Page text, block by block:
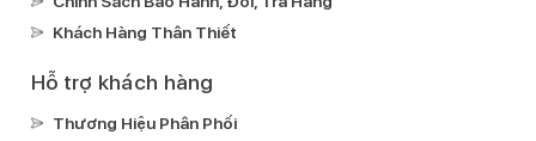
Khách Hàng Thân Thiết
Hỗ trợ khách hàng
Thương Hiệu Phân Phối